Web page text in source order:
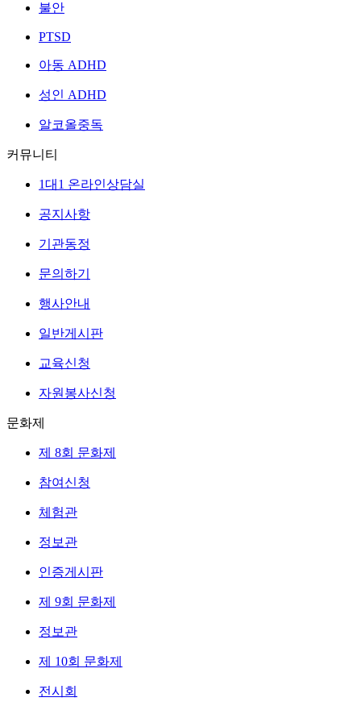
불안
PTSD
아동 ADHD
성인 ADHD
알코올중독
커뮤니티
1대1 온라인상담실
공지사항
기관동정
문의하기
행사안내
일반게시판
교육신청
자원봉사신청
문화제
제 8회 문화제
참여신청
체험관
정보관
인증게시판
제 9회 문화제
정보관
제 10회 문화제
전시회